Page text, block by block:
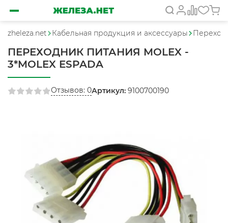
zheleza.net Кабельная продукция и аксессуары
ПЕРЕХОДНИК ПИТАНИЯ MOLEX -
3*MOLEX ESPADA
Отзывов: 0Артикул: 9100700190